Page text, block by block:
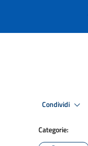
Condividi
Categorie: